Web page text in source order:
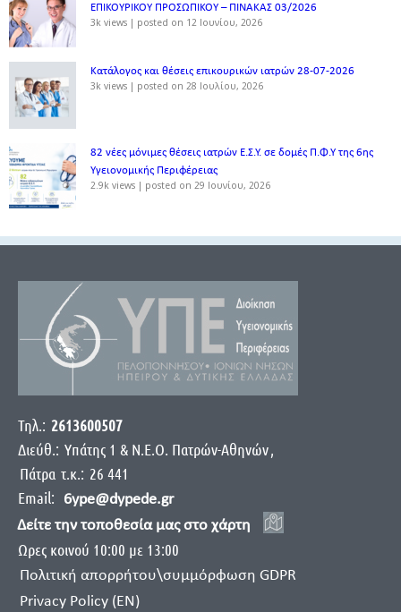
ΕΠΙΚΟΥΡΙΚΟΥ ΠΡΟΣΩΠΙΚΟΥ – ΠΙΝΑΚΑΣ 03/2026
3k views | posted on 12 Ιουνίου, 2026
Κατάλογος και θέσεις επικουρικών ιατρών 28-07-2026
3k views | posted on 28 Ιουλίου, 2026
82 νέες μόνιμες θέσεις ιατρών Ε.Σ.Υ. σε δομές Π.Φ.Υ της 6ης
Υγειονομικής Περιφέρειας
2.9k views | posted on 29 Ιουνίου, 2026
Τηλ.: 2613600507
Διεύθ.: Yπάτης 1 & Ν.Ε.Ο. Πατρών-Αθηνών,
Πάτρα τ.κ.: 26 441
Email:
6ype@dypede.gr
Δείτε την τοποθεσία μας στο χάρτη
Ωρες κοινού 10:00 με 13:00
Πολιτική απορρήτου\συμμόρφωση GDPR
Privacy Policy (EN)